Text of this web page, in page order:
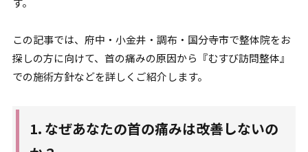
るアプローチを
この記事では、府中・小金井・調布・国分寺市で整体院をお
探しの方に向けて、首の痛みの原因から『むすび訪問整体』
での施術方針などを詳しくご紹介します。
1. なぜあなたの首の痛みは改善しないの